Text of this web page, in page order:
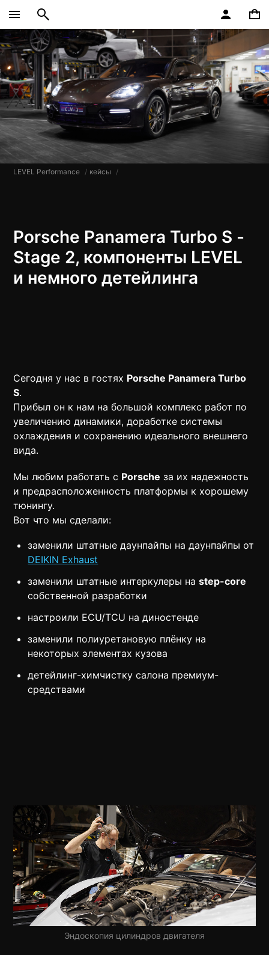
LEVEL Performance кейсы
​Porsche Panamera Turbo S -
Stage 2, компоненты LEVEL
и немного детейлинга​​
Сегодня у нас в гостях Porsche Panamera Turbo
S.
Прибыл он к нам на большой комплекс работ по
увеличению динамики, доработке системы
охлаждения и сохранению идеального внешнего
вида.
Мы любим работать с Porsche за их надежность
и предрасположенность платформы к хорошему
тюнингу.
Вот что мы сделали:
заменили штатные даунпайпы на даунпайпы от
DEIKIN Exhaust
заменили штатные интеркулеры наstep-core
собственной разработки
настроили ECU/TCU на диностенде
заменили полиуретановую плёнку на
некоторых элементах кузова
детейлинг-химчистку салона премиум-
средствами
Эндоскопия цилиндров двигателя